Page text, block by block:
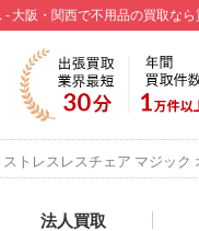
- 大阪・関西で不用品の買取な
ストレスレスチェア マジック
法人買取